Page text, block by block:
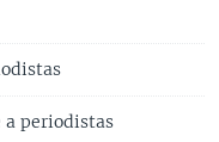
a periodistas